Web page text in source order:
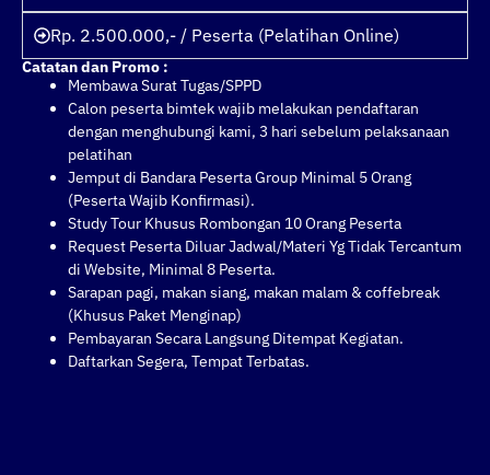
Rp. 2.500.000,- / Peserta (Pelatihan Online)
Catatan dan Promo :
Membawa Surat Tugas/SPPD
Calon peserta bimtek wajib melakukan pendaftaran
dengan menghubungi kami, 3 hari sebelum pelaksanaan
pelatihan
Jemput di Bandara Peserta Group Minimal 5 Orang
(Peserta Wajib Konfirmasi).
Study Tour Khusus Rombongan 10 Orang Peserta
Request Peserta Diluar Jadwal/Materi Yg Tidak Tercantum
di Website, Minimal 8 Peserta.
Sarapan pagi, makan siang, makan malam & coffebreak
(Khusus Paket Menginap)
Pembayaran Secara Langsung Ditempat Kegiatan.
Daftarkan Segera, Tempat Terbatas.